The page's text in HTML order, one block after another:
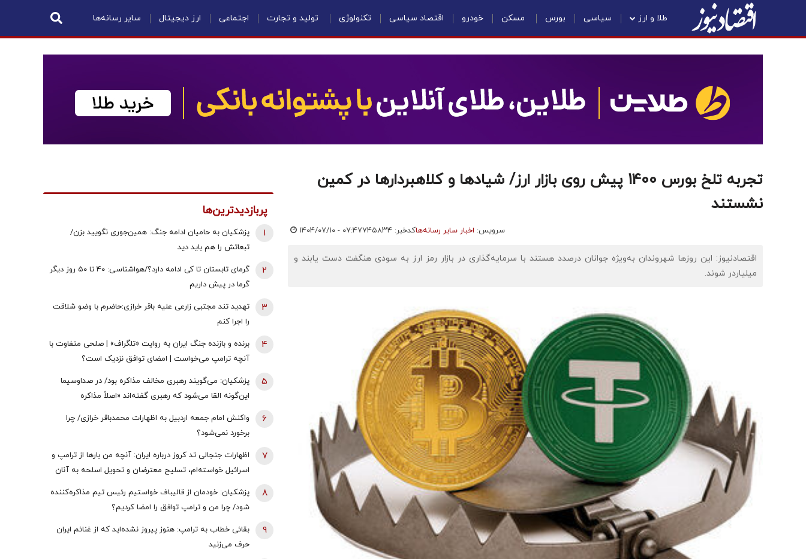
طلا و ارز سیاسی بورس مسکن خودرو اقتصاد سیاسی تکنولوژی تولید و تجارت اجتماعی ارز دیجیتال سایر رسانه‌ها
تجربه تلخ بورس 1400 پیش روی بازار ارز/ شیادها و کلاهبردارها در کمین
نشستند
سرویس: اخبار سایر رسانه‌هاکدخبر: ۷۴۵۸۳۴ ۱۴۰۴/۰۷/۱۰ - ۰۷:۴۷
اقتصادنیوز: این روزها شهروندان به‌ویژه جوانان درصدد هستند با سرمایه‌گذاری در بازار رمز ارز به سودی هنگفت دست یابند و
میلیاردر شوند.
پربازدیدترین‌ها
پزشکیان به حامیان ادامه جنگ: همین‌جوری نگویید بزن/
تبعاتش را هم باید دید
1
گرمای تابستان تا کی ادامه دارد؟/هواشناسی: ۴۰ تا ۵۰ روز دیگر
گرما در پیش داریم
2
تهدید تند مجتبی زارعی علیه باقر خرازی:حاضرم با وضو شلاقت
را اجرا کنم
3
برنده و بازنده جنگ ایران به روایت «تلگراف» | صلحی متفاوت با
آنچه ترامپ می‌خواست | امضای توافق نزدیک است؟
4
پزشکیان: می‌گویند رهبری مخالف مذاکره بود/ در صداوسیما
این‌گونه القا می‌شود که رهبری گفته‌اند «اصلاً مذاکره
5
واکنش امام جمعه اردبیل به اظهارات محمدباقر خرازی/ چرا
برخورد نمی‌شود؟
6
اظهارات جنجالی تد کروز درباره ایران: آنچه من بارها از ترامپ و
اسرائیل خواسته‌ام، تسلیح معترضان و تحویل اسلحه به آنان
7
پزشکیان: خودمان از قالیباف خواستیم رئیس تیم مذاکره‌کننده
شود/ چرا من و ترامپ توافق را امضا کردیم؟
8
بقائی خطاب به ترامپ: هنوز پیروز نشده‌اید که از غنائم ایران
حرف می‌زنید
9